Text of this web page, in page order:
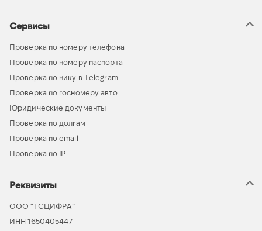
Сервисы
Проверка по номеру телефона
Проверка по номеру паспорта
Проверка по нику в Telegram
Проверка по госномеру авто
Юридические документы
Проверка по долгам
Проверка по email
Проверка по IP
Реквизиты
ООО “ГСЦИФРА”
ИНН 1650405447